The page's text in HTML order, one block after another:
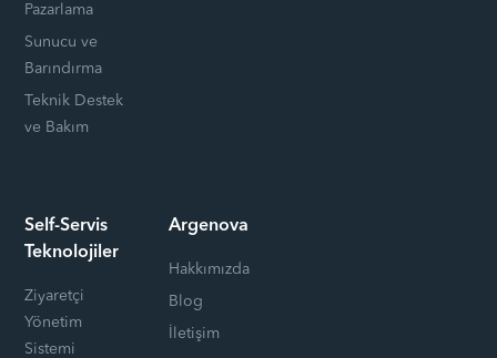
Pazarlama
Sunucu ve
Barındırma
Teknik Destek
ve Bakım
Self-Servis
Teknolojiler
Ziyaretçi
Yönetim
Sistemi
Argenova
Hakkımızda
Blog
İletişim